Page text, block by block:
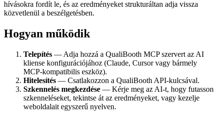
hívásokra fordít le, és az eredményeket strukturáltan adja vissza
közvetlenül a beszélgetésben.
Hogyan működik
Telepítés — Adja hozzá a QualiBooth MCP szervert az AI
kliense konfigurációjához (Claude, Cursor vagy bármely
MCP-kompatibilis eszköz).
Hitelesítés — Csatlakozzon a QualiBooth API-kulcsával.
Szkennelés megkezdése — Kérje meg az AI-t, hogy futasson
szkenneléseket, tekintse át az eredményeket, vagy kezelje
weboldalait egyszerű nyelven.